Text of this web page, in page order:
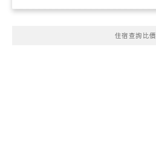
住宿查詢比價